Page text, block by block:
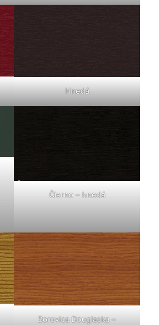
Hnedá
Čierno – hnedá
Borovica Douglaska –